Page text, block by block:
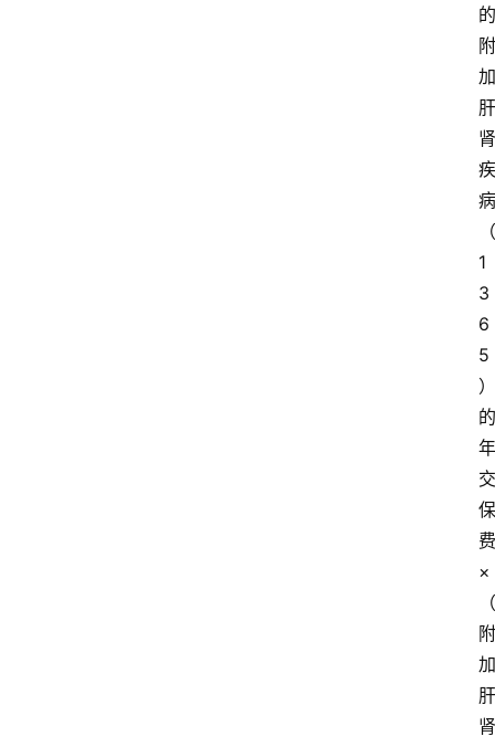
的
附
加
肝
肾
疾
病
（
1
3
6
5
）
的
年
交
保
费
×
（
附
加
肝
肾